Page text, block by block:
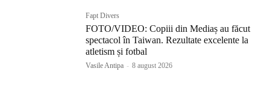
Fapt Divers
FOTO/VIDEO: Copiii din Mediaș au făcut
spectacol în Taiwan. Rezultate excelente la
atletism și fotbal
Vasile Antipa - 8 august 2026